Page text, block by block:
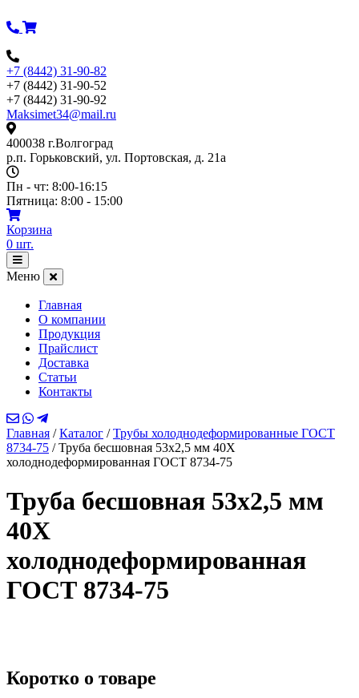
к
+7 (8442) 31-90-82
+7 (8442) 31-90-52
+7 (8442) 31-90-92
Maksimet34@mail.ru
400038 г.Волгоград
р.п. Горьковский, ул. Портовская, д. 21а
Пн - чт: 8:00-16:15
Пятница: 8:00 - 15:00
Корзина
0 шт.
Открыть
меню
Меню
Главная
О компании
Продукция
Прайслист
Доставка
Статьи
Контакты
Главная /Каталог /Трубы холоднодеформированные ГОСТ
8734-75 /Труба бесшовная 53х2,5 мм 40Х
холоднодеформированная ГОСТ 8734-75
Труба бесшовная 53х2,5 мм
40Х
холоднодеформированная
ГОСТ 8734-75
Коротко о товаре